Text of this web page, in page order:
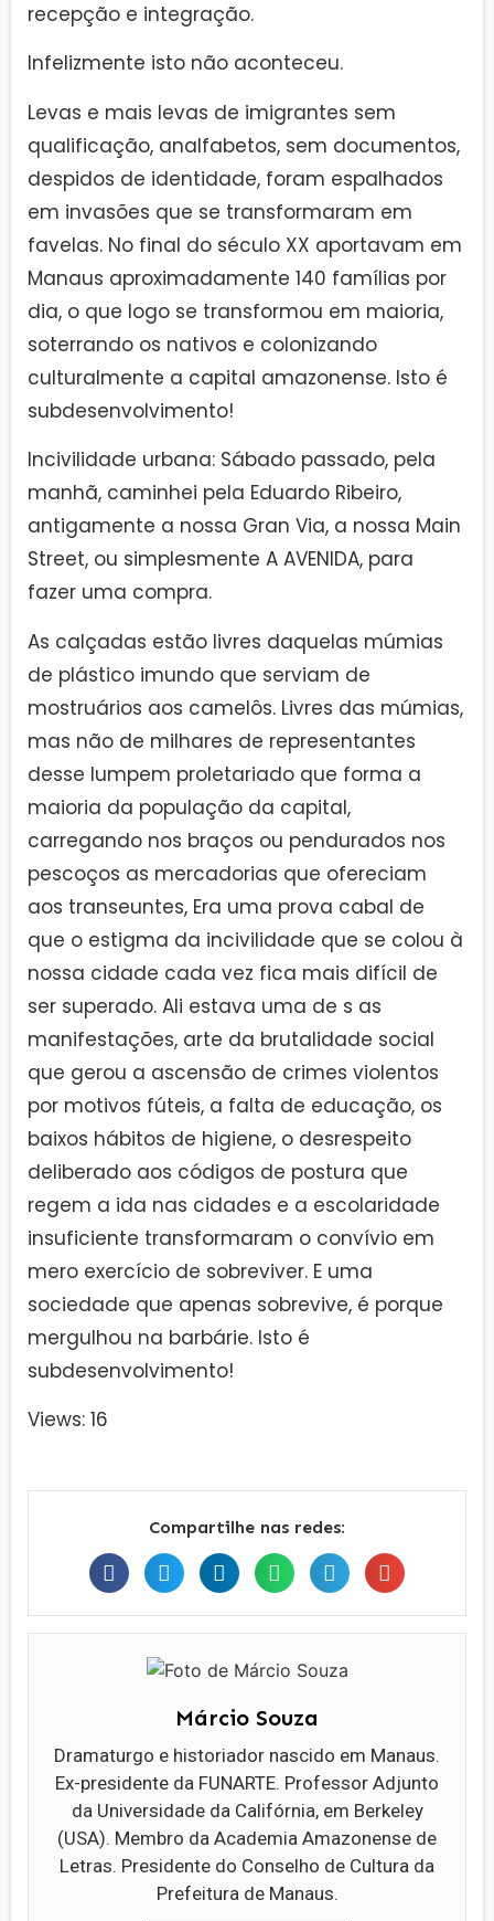
recepção e integração.
Infelizmente isto não aconteceu.
Levas e mais levas de imigrantes sem
qualificação, analfabetos, sem documentos,
despidos de identidade, foram espalhados
em invasões que se transformaram em
favelas. No final do século XX aportavam em
Manaus aproximadamente 140 famílias por
dia, o que logo se transformou em maioria,
soterrando os nativos e colonizando
culturalmente a capital amazonense. Isto é
subdesenvolvimento!
Incivilidade urbana: Sábado passado, pela
manhã, caminhei pela Eduardo Ribeiro,
antigamente a nossa Gran Via, a nossa Main
Street, ou simplesmente A AVENIDA, para
fazer uma compra.
As calçadas estão livres daquelas múmias
de plástico imundo que serviam de
mostruários aos camelôs. Livres das múmias,
mas não de milhares de representantes
desse lumpem proletariado que forma a
maioria da população da capital,
carregando nos braços ou pendurados nos
pescoços as mercadorias que ofereciam
aos transeuntes, Era uma prova cabal de
que o estigma da incivilidade que se colou à
nossa cidade cada vez fica mais difícil de
ser superado. Ali estava uma de s as
manifestações, arte da brutalidade social
que gerou a ascensão de crimes violentos
por motivos fúteis, a falta de educação, os
baixos hábitos de higiene, o desrespeito
deliberado aos códigos de postura que
regem a ida nas cidades e a escolaridade
insuficiente transformaram o convívio em
mero exercício de sobreviver. E uma
sociedade que apenas sobrevive, é porque
mergulhou na barbárie. Isto é
subdesenvolvimento!
Views: 16
Compartilhe nas redes:
Márcio Souza
Dramaturgo e historiador nascido em Manaus.
Ex-presidente da FUNARTE. Professor Adjunto
da Universidade da Califórnia, em Berkeley
(USA). Membro da Academia Amazonense de
Letras. Presidente do Conselho de Cultura da
Prefeitura de Manaus.